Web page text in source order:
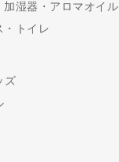
加湿器・アロマオイル
・トイレ
ズ